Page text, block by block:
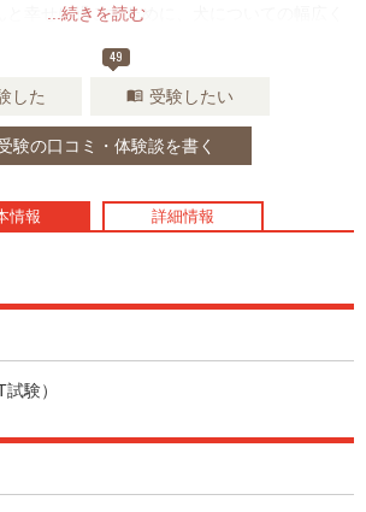
...続きを読む
と幸せに過ごすために、犬についての幅広く
いて、楽しみながら広く学んでみませんか？
した
49
menu_book 受験したい
験の口コミ・体験談を書く
情報 詳細情報
験）